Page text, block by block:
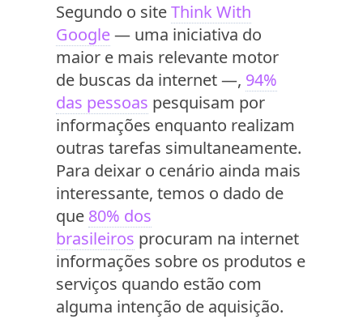
Segundo o siteThink With
Google— uma iniciativa do
maior e mais relevante motor
de buscas da internet —, 94%
das pessoas pesquisam por
informações enquanto realizam
outras tarefas simultaneamente.
Para deixar o cenário ainda mais
interessante, temos o dado de
que 80% dos
brasileiros procuram na internet
informações sobre os produtos e
serviços quando estão com
alguma intenção de aquisição.